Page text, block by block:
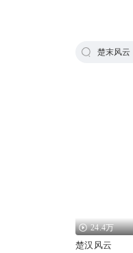
楚末风云
24.4万
楚汉风云